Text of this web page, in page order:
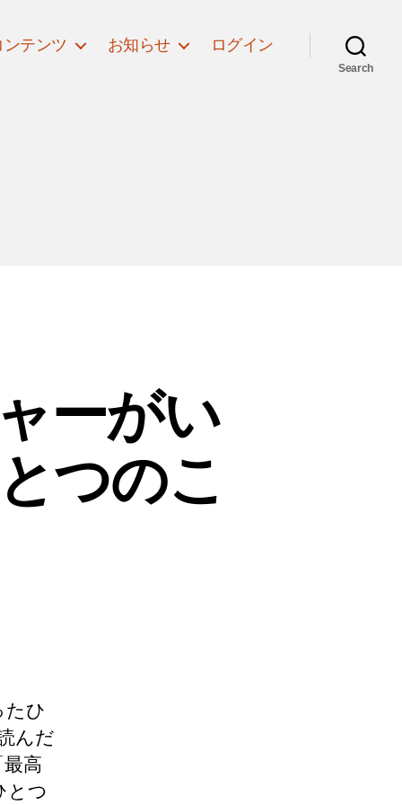
ンテンツ お知らせ ログイン
Search
ーがい
つのこ
たひ
んだ
高
とつ